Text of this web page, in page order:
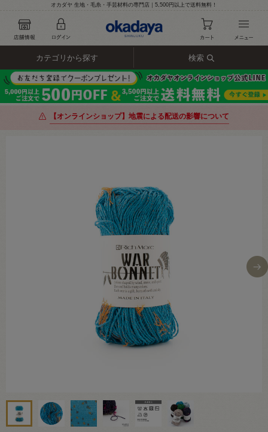
オカダヤ 生地・毛糸・手芸材料の専門店｜5,500円以上で送料無料！
カテゴリから探す 検索
【オンラインショップ】地震による配送の影響について